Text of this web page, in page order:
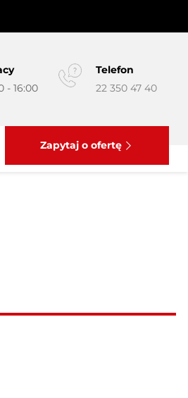
- 16:00
Telefon
22 350 47 40
Zapytaj o ofertę